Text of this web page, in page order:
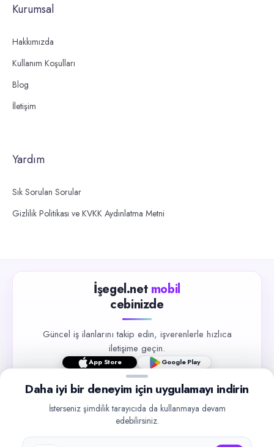
Kurumsal
Hakkımızda
Kullanım Koşulları
Blog
İletişim
Yardım
Sık Sorulan Sorular
Gizlilik Politikası ve KVKK Aydınlatma Metni
İşegel.net mobil
cebinizde
Güncel iş ilanlarını takip edin, işverenlerle hızlıca
iletişime geçin.
App Store Google Play
Daha iyi bir deneyim için uygulamayı indirin
İsterseniz şimdilik tarayıcıda da kullanmaya devam
edebilirsiniz.